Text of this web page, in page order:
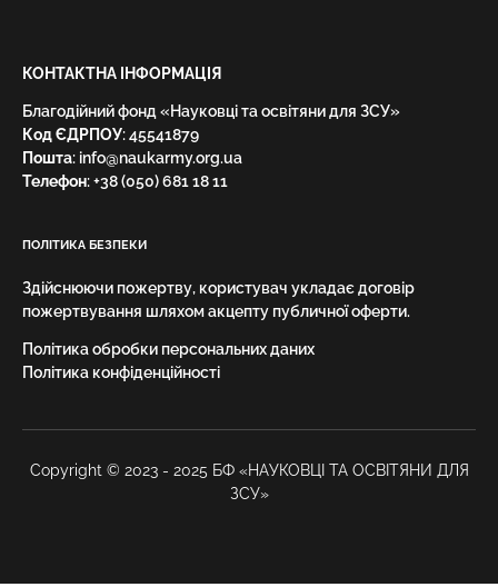
КОНТАКТНА ІНФОРМАЦІЯ
Благодійний фонд «Науковці та освітяни для ЗСУ»
Код ЄДРПОУ: 45541879
Пошта: info@naukarmy.org.ua
Телефон:+38 (050) 681 18 11
ПОЛІТИКА БЕЗПЕКИ
Здійснюючи пожертву, користувач укладає договір
пожертвування шляхом акцепту публичної оферти.
Політика обробки персональних даних
Політика конфіденційності
Copyright © 2023 - 2025 БФ «НАУКОВЦІ ТА ОСВІТЯНИ ДЛЯ
ЗСУ»